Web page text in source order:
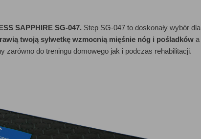
SAPPHIRE SG-047. Step SG-047 to doskonały wybór dla
twoją sylwetkę wzmocnią mięśnie nóg i pośladków a
do treningu domowego jak i podczas rehabilitacji.